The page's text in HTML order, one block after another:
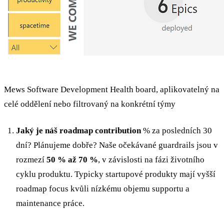
Mews Software Development Health board, aplikovatelný na
celé oddělení nebo filtrovaný na konkrétní týmy
Jaký je náš roadmap contribution% za posledních 30
dní? Plánujeme dobře? Naše očekávané guardrails jsou v
rozmezí 50 % až 70 %, v závislosti na fázi životního
cyklu produktu. Typicky startupové produkty mají vyšší
roadmap focus kvůli nízkému objemu supportu a
maintenance práce.